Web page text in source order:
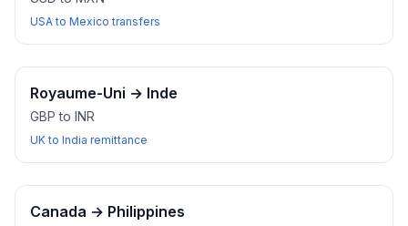
USA to Mexico transfers
Royaume-Uni → Inde
GBP to INR
UK to India remittance
Canada → Philippines